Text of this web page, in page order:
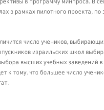
в программу минпроса. В
в рамках пилотного проекта,
число учеников,
израильских школ
высших учебных заведений
к тому, что большее число